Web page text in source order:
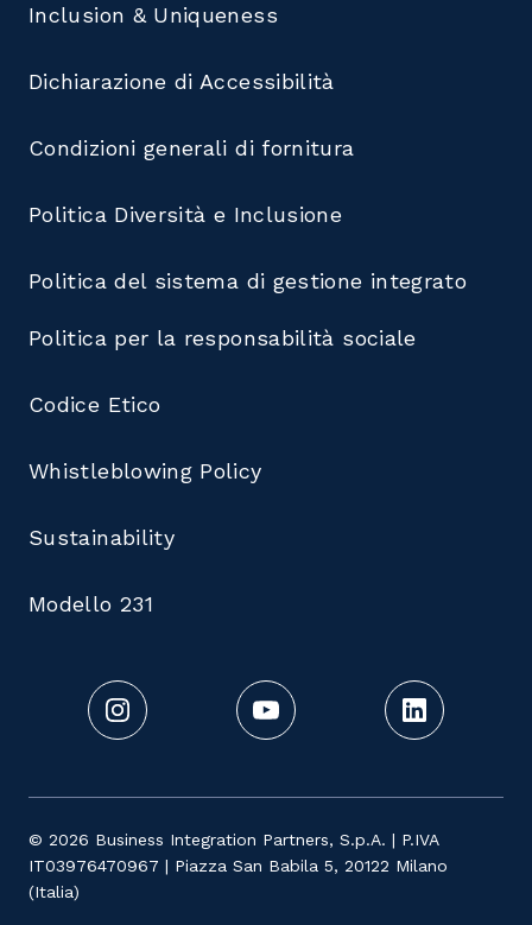
Inclusion & Uniqueness
Dichiarazione di Accessibilità
Condizioni generali di fornitura
Politica Diversità e Inclusione
Politica del sistema di gestione integrato
Politica per la responsabilità sociale
Codice Etico
Whistleblowing Policy
Sustainability
Modello 231
© 2026 Business Integration Partners, S.p.A. | P.IVA
IT03976470967 | Piazza San Babila 5, 20122 Milano
(Italia)